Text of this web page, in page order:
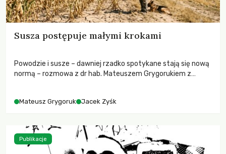
Susza postępuje małymi krokami
Powodzie i susze – dawniej rzadko spotykane stają się nową
normą – rozmowa z dr hab. Mateuszem Grygorukiem z
Mateusz Grygoruk Jacek Zyśk
Publikacje